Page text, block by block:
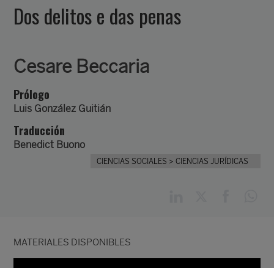
Dos delitos e das penas
Cesare Beccaria
Prólogo
Luis González Guitián
Traducción
Benedict Buono
CIENCIAS SOCIALES > CIENCIAS JURÍDICAS
MATERIALES DISPONIBLES